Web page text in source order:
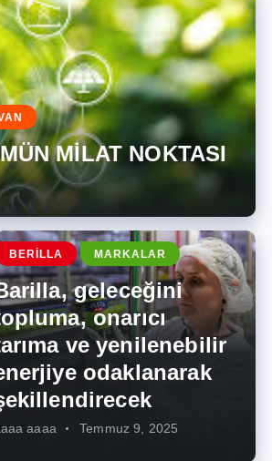
MİLAT NOKTASI
BERILLA MARKALAR
geleceğini
onarıcı
ve yenilenebilir
odaklanarak
aaaa Temmuz 9, 2025